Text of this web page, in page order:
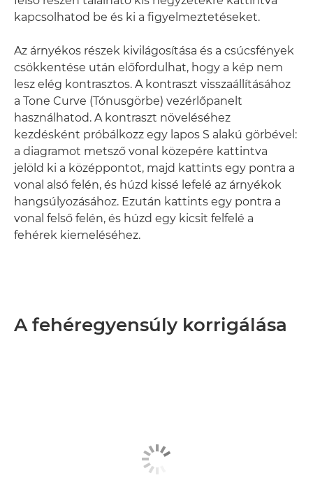
kapcsolhatod be és ki a figyelmeztetéseket.
Az árnyékos részek kivilágosítása és a csúcsfények
csökkentése után előfordulhat, hogy a kép nem
lesz elég kontrasztos. A kontraszt visszaállításához
a Tone Curve (Tónusgörbe) vezérlőpanelt
használhatod. A kontraszt növeléséhez
kezdésként próbálkozz egy lapos S alakú görbével:
a diagramot metsző vonal közepére kattintva
jelöld ki a középpontot, majd kattints egy pontra a
vonal alsó felén, és húzd kissé lefelé az árnyékok
hangsúlyozásához. Ezután kattints egy pontra a
vonal felső felén, és húzd egy kicsit felfelé a
fehérek kiemeléséhez.
A fehéregyensúly korrigálása